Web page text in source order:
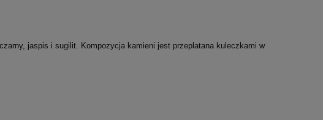
jaspis i sugilit. Kompozycja kamieni jest przeplatana kuleczkami w